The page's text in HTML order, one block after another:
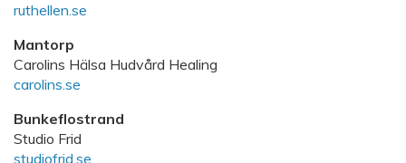
ruthellen.se
Mantorp
Carolins Hälsa Hudvård Healing
carolins.se
Bunkeflostrand
Studio Frid
studiofrid.se